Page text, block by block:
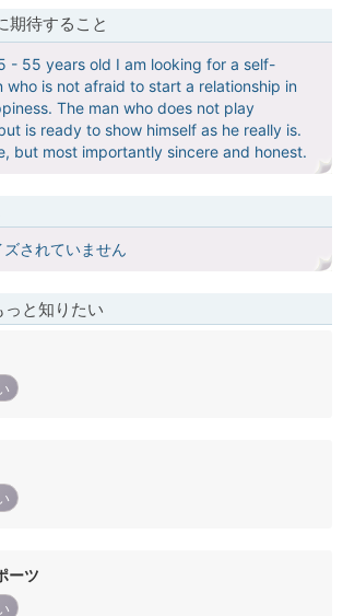
期待すること
- 55 years old I am looking for a self-
who is not afraid to start a relationship in
The man who does not play
is ready to show himself as he really is.
but most importantly sincere and honest.
されていません
と知りたい
ーツ